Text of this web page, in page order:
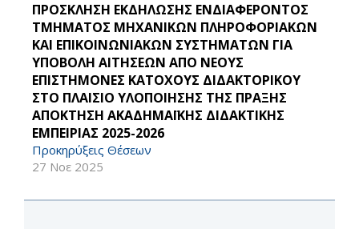
ΠΡΟΣΚΛΗΣΗ ΕΚΔΗΛΩΣΗΣ ΕΝΔΙΑΦΕΡΟΝΤΟΣ
ΤΜΗΜΑΤΟΣ ΜΗΧΑΝΙΚΩΝ ΠΛΗΡΟΦΟΡΙΑΚΩΝ
ΚΑΙ ΕΠΙΚΟΙΝΩΝΙΑΚΩΝ ΣΥΣΤΗΜΑΤΩΝ ΓΙΑ
ΥΠΟΒΟΛΗ ΑΙΤΗΣΕΩΝ ΑΠΟ ΝΕΟΥΣ
ΕΠΙΣΤΗΜΟΝΕΣ ΚΑΤΟΧΟΥΣ ΔΙΔΑΚΤΟΡΙΚΟΥ
ΣΤΟ ΠΛΑΙΣΙΟ ΥΛΟΠΟΙΗΣΗΣ ΤΗΣ ΠΡΑΞΗΣ
ΑΠΟΚΤΗΣΗ ΑΚΑΔΗΜΑΪΚΗΣ ΔΙΔΑΚΤΙΚΗΣ
ΕΜΠΕΙΡΙΑΣ 2025-2026
Προκηρύξεις Θέσεων
27 Νοε 2025